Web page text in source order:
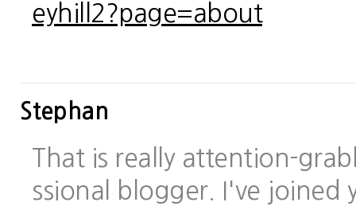
eyhill2?page=about
Stephan
That is really attention-
ssional blogger. I've joined